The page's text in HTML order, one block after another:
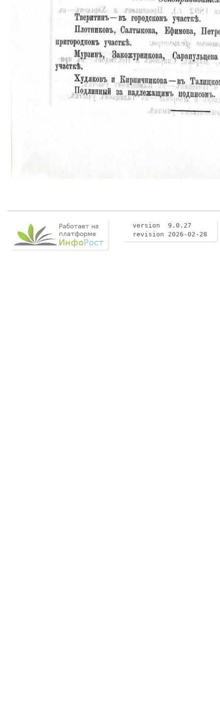
version 9.0.27
revision 2026-02-28